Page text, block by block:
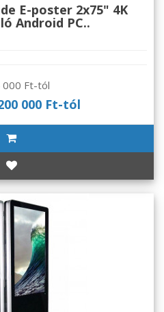
E-poster 2x75" 4K
Android PC..
000 Ft-tól
000 Ft-tól